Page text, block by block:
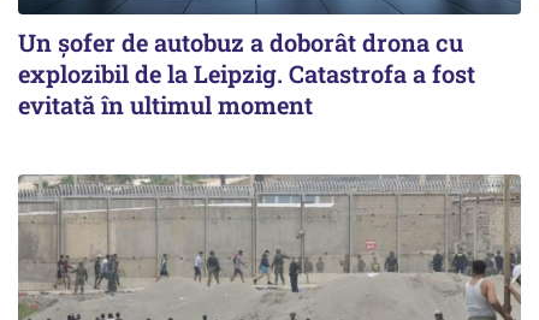
Un șofer de autobuz a doborât drona cu
explozibil de la Leipzig. Catastrofa a fost
evitată în ultimul moment